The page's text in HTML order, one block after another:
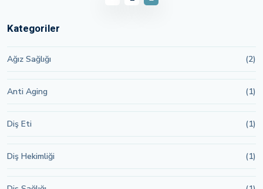
Kategoriler
Ağız Sağlığı (2)
Anti Aging (1)
Diş Eti (1)
Diş Hekimliği (1)